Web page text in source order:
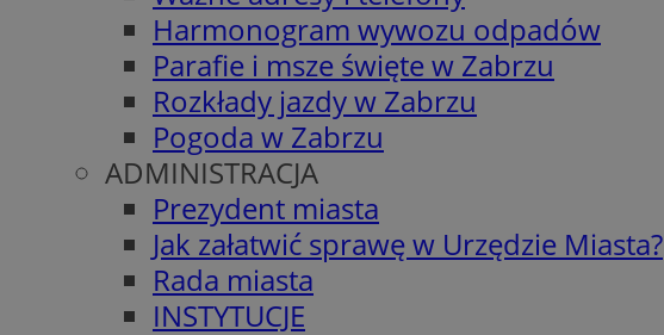
Harmonogram wywozu odpadów
Parafie i msze święte w Zabrzu
Rozkłady jazdy w Zabrzu
Pogoda w Zabrzu
ADMINISTRACJA
Prezydent miasta
Jak załatwić sprawę w Urzędzie Miasta?
Rada miasta
INSTYTUCJE